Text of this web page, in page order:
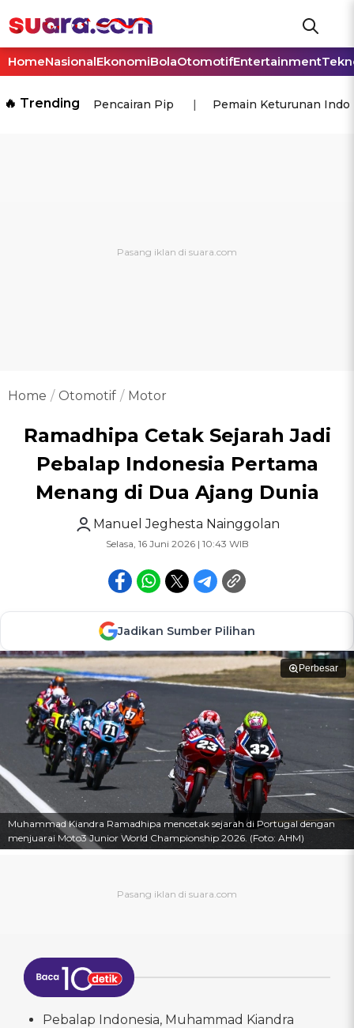
HomeNasionalEkonomiBolaOtomotifEntertainment
🔥 Trending Pencairan Pip Pemain Keturunan
Home Otomotif Motor
Ramadhipa Cetak Sejarah Jadi
Pebalap Indonesia Pertama
Menang di Dua Ajang Dunia
Manuel Jeghesta Nainggolan
Selasa, 16 Juni 2026 | 10:43 WIB
Jadikan Sumber Pilihan
Perbesar
Muhammad Kiandra Ramadhipa mencetak sejarah di Portugal dengan
menjuarai Moto3 Junior World Championship 2026. (Foto: AHM)
Pebalap Indonesia, Muhammad Kiandra